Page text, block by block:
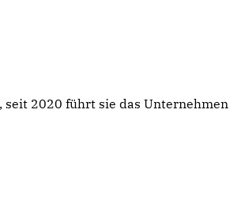
seit 2020 führt sie das Unternehmen